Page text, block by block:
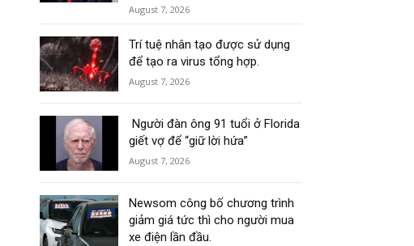
August 7, 2026
Trí tuệ nhân tạo được sử dụng
để tạo ra virus tổng hợp.
August 7, 2026
Người đàn ông 91 tuổi ở Florida
giết vợ để “giữ lời hứa”
August 7, 2026
Newsom công bố chương trình
giảm giá tức thì cho người mua
xe điện lần đầu.